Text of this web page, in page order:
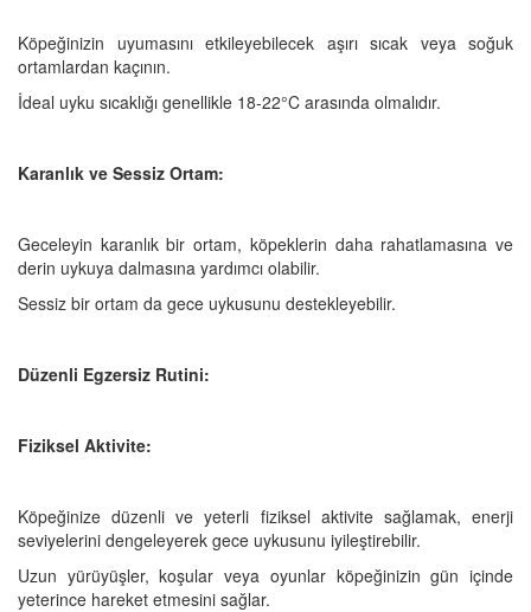
Köpeğinizin uyumasını etkileyebilecek aşırı sıcak veya soğuk
ortamlardan kaçının.
İdeal uyku sıcaklığı genellikle 18-22°C arasında olmalıdır.
Karanlık ve Sessiz Ortam:
Geceleyin karanlık bir ortam, köpeklerin daha rahatlamasına ve
derin uykuya dalmasına yardımcı olabilir.
Sessiz bir ortam da gece uykusunu destekleyebilir.
Düzenli Egzersiz Rutini:
Fiziksel Aktivite:
Köpeğinize düzenli ve yeterli fiziksel aktivite sağlamak, enerji
seviyelerini dengeleyerek gece uykusunu iyileştirebilir.
Uzun yürüyüşler, koşular veya oyunlar köpeğinizin gün içinde
yeterince hareket etmesini sağlar.